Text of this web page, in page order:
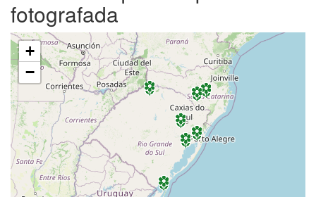
fotografada
+
−